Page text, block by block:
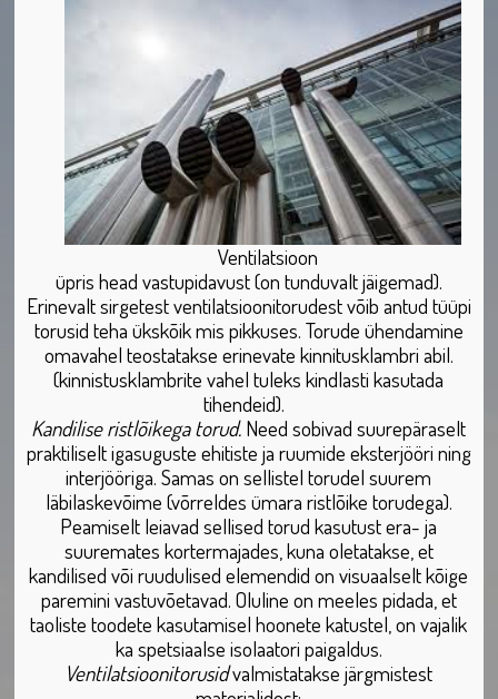
Ventilatsioon
üpris head vastupidavust (on tunduvalt jäigemad).
Erinevalt sirgetest ventilatsioonitorudest võib antud tüüpi
torusid teha ükskõik mis pikkuses. Torude ühendamine
omavahel teostatakse erinevate kinnitusklambri abil.
(kinnistusklambrite vahel tuleks kindlasti kasutada
tihendeid).
Kandilise ristlõikega torud. Need sobivad suurepäraselt
praktiliselt igasuguste ehitiste ja ruumide eksterjööri ning
interjööriga. Samas on sellistel torudel suurem
läbilaskevõime (võrreldes ümara ristlõike torudega).
Peamiselt leiavad sellised torud kasutust era- ja
suuremates kortermajades, kuna oletatakse, et
kandilised või ruudulised elemendid on visuaalselt kõige
paremini vastuvõetavad. Oluline on meeles pidada, et
taoliste toodete kasutamisel hoonete katustel, on vajalik
ka spetsiaalse isolaatori paigaldus.
Ventilatsioonitorusidvalmistatakse järgmistest